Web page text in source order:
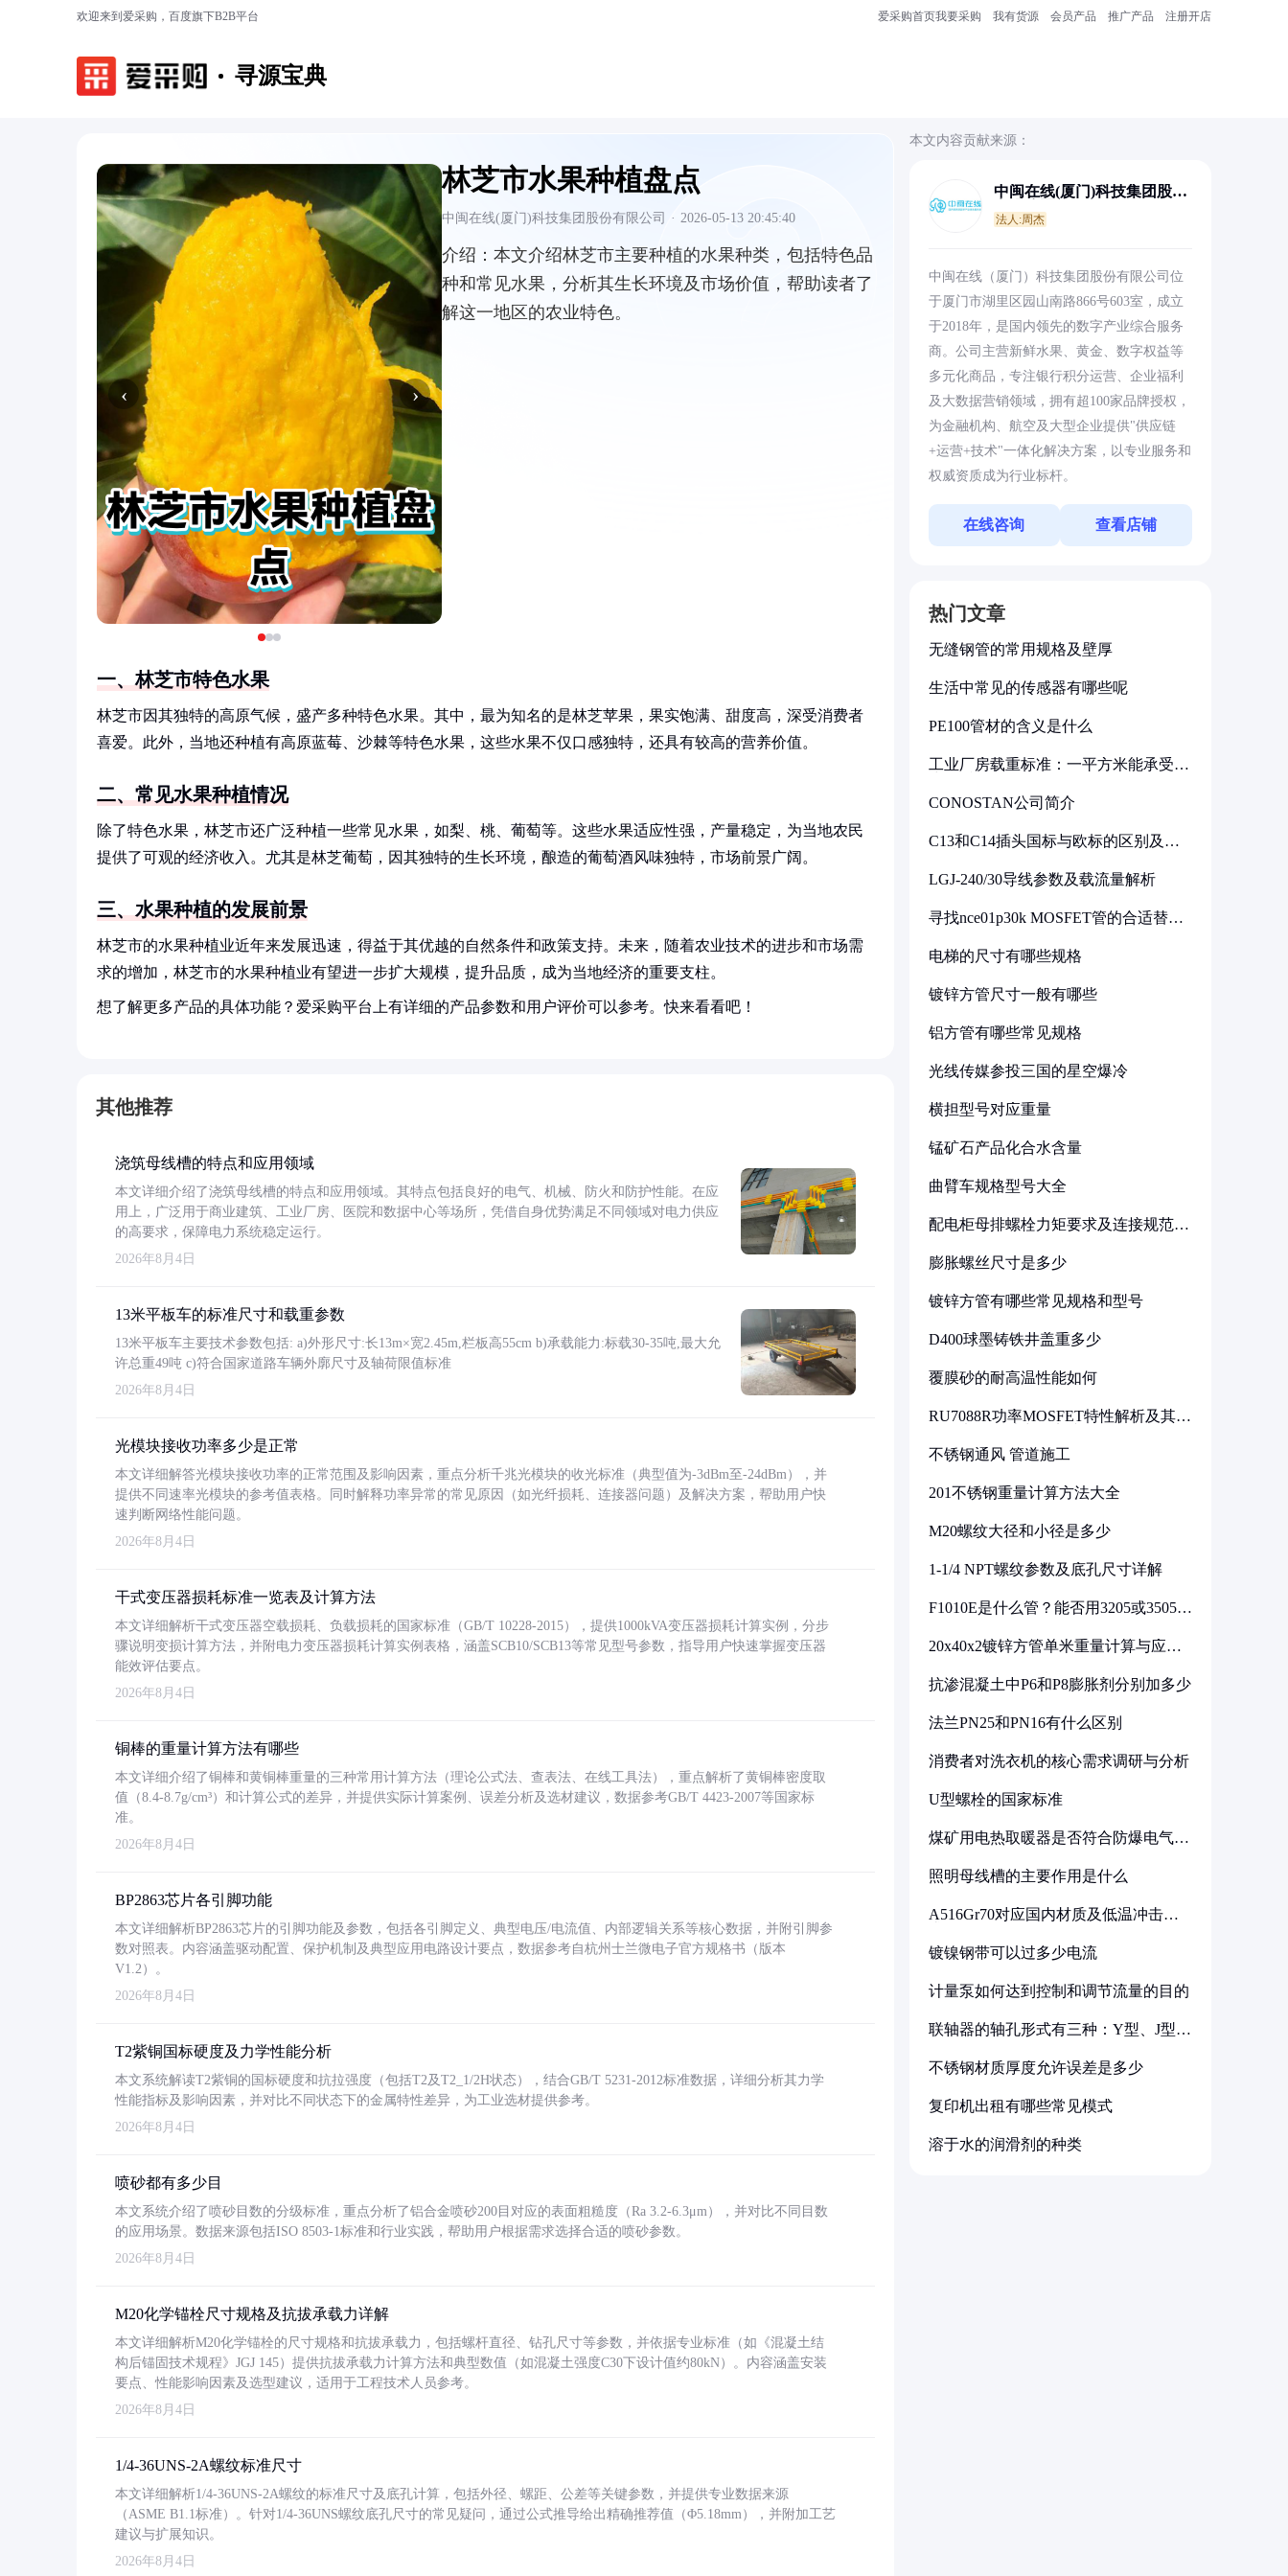
欢迎来到爱采购，百度旗下B2B平台 爱采购首页我要采购 我有货源 会员产品 推广产品 注册开店
寻源宝典
‹ ›
林芝市水果种植盘点
中闽在线(厦门)科技集团股份有限公司 · 2026-05-13 20:45:40
介绍： 本文介绍林芝市主要种植的水果种类，包括特色品
种和常见水果，分析其生长环境及市场价值，帮助读者了
解这一地区的农业特色。
一、林芝市特色水果
林芝市因其独特的高原气候，盛产多种特色水果。其中，最为知名的是林芝苹果，果实饱满、甜度高，深受消费者
喜爱。此外，当地还种植有高原蓝莓、沙棘等特色水果，这些水果不仅口感独特，还具有较高的营养价值。
二、常见水果种植情况
除了特色水果，林芝市还广泛种植一些常见水果，如梨、桃、葡萄等。这些水果适应性强，产量稳定，为当地农民
提供了可观的经济收入。尤其是林芝葡萄，因其独特的生长环境，酿造的葡萄酒风味独特，市场前景广阔。
三、水果种植的发展前景
林芝市的水果种植业近年来发展迅速，得益于其优越的自然条件和政策支持。未来，随着农业技术的进步和市场需
求的增加，林芝市的水果种植业有望进一步扩大规模，提升品质，成为当地经济的重要支柱。
想了解更多产品的具体功能？爱采购平台上有详细的产品参数和用户评价可以参考。快来看看吧！
其他推荐
浇筑母线槽的特点和应用领域
本文详细介绍了浇筑母线槽的特点和应用领域。其特点包括良好的电气、机械、防火和防护性能。在应
用上，广泛用于商业建筑、工业厂房、医院和数据中心等场所，凭借自身优势满足不同领域对电力供应
的高要求，保障电力系统稳定运行。
2026年8月4日
13米平板车的标准尺寸和载重参数
13米平板车主要技术参数包括: a)外形尺寸:长13m×宽2.45m,栏板高55cm b)承载能力:标载30-35吨,最大允
许总重49吨 c)符合国家道路车辆外廓尺寸及轴荷限值标准
2026年8月4日
光模块接收功率多少是正常
本文详细解答光模块接收功率的正常范围及影响因素，重点分析千兆光模块的收光标准（典型值为-3dBm至-24dBm），并
提供不同速率光模块的参考值表格。同时解释功率异常的常见原因（如光纤损耗、连接器问题）及解决方案，帮助用户快
速判断网络性能问题。
2026年8月4日
干式变压器损耗标准一览表及计算方法
本文详细解析干式变压器空载损耗、负载损耗的国家标准（GB/T 10228-2015），提供1000kVA变压器损耗计算实例，分步
骤说明变损计算方法，并附电力变压器损耗计算实例表格，涵盖SCB10/SCB13等常见型号参数，指导用户快速掌握变压器
能效评估要点。
2026年8月4日
铜棒的重量计算方法有哪些
本文详细介绍了铜棒和黄铜棒重量的三种常用计算方法（理论公式法、查表法、在线工具法），重点解析了黄铜棒密度取
值（8.4-8.7g/cm³）和计算公式的差异，并提供实际计算案例、误差分析及选材建议，数据参考GB/T 4423-2007等国家标
准。
2026年8月4日
BP2863芯片各引脚功能
本文详细解析BP2863芯片的引脚功能及参数，包括各引脚定义、典型电压/电流值、内部逻辑关系等核心数据，并附引脚参
数对照表。内容涵盖驱动配置、保护机制及典型应用电路设计要点，数据参考自杭州士兰微电子官方规格书（版本
V1.2）。
2026年8月4日
T2紫铜国标硬度及力学性能分析
本文系统解读T2紫铜的国标硬度和抗拉强度（包括T2及T2_1/2H状态），结合GB/T 5231-2012标准数据，详细分析其力学
性能指标及影响因素，并对比不同状态下的金属特性差异，为工业选材提供参考。
2026年8月4日
喷砂都有多少目
本文系统介绍了喷砂目数的分级标准，重点分析了铝合金喷砂200目对应的表面粗糙度（Ra 3.2-6.3μm），并对比不同目数
的应用场景。数据来源包括ISO 8503-1标准和行业实践，帮助用户根据需求选择合适的喷砂参数。
2026年8月4日
M20化学锚栓尺寸规格及抗拔承载力详解
本文详细解析M20化学锚栓的尺寸规格和抗拔承载力，包括螺杆直径、钻孔尺寸等参数，并依据专业标准（如《混凝土结
构后锚固技术规程》JGJ 145）提供抗拔承载力计算方法和典型数值（如混凝土强度C30下设计值约80kN）。内容涵盖安装
要点、性能影响因素及选型建议，适用于工程技术人员参考。
2026年8月4日
1/4-36UNS-2A螺纹标准尺寸
本文详细解析1/4-36UNS-2A螺纹的标准尺寸及底孔计算，包括外径、螺距、公差等关键参数，并提供专业数据来源
（ASME B1.1标准）。针对1/4-36UNS螺纹底孔尺寸的常见疑问，通过公式推导给出精确推荐值（Φ5.18mm），并附加工艺
建议与扩展知识。
2026年8月4日
本文内容贡献来源：
中闽在线(厦门)科技集团股份
法人:周杰
中闽在线（厦门）科技集团股份有限公司位
于厦门市湖里区园山南路866号603室，成立
于2018年，是国内领先的数字产业综合服务
商。公司主营新鲜水果、黄金、数字权益等
多元化商品，专注银行积分运营、企业福利
及大数据营销领域，拥有超100家品牌授权，
为金融机构、航空及大型企业提供"供应链
+运营+技术"一体化解决方案，以专业服务和
权威资质成为行业标杆。
在线咨询 查看店铺
热门文章
无缝钢管的常用规格及壁厚
生活中常见的传感器有哪些呢
PE100管材的含义是什么
工业厂房载重标准：一平方米能承受多
CONOSTAN公司简介
C13和C14插头国标与欧标的区别及其
LGJ-240/30导线参数及载流量解析
寻找nce01p30k MOSFET管的合适替代
电梯的尺寸有哪些规格
镀锌方管尺寸一般有哪些
铝方管有哪些常见规格
光线传媒参投三国的星空爆冷
横担型号对应重量
锰矿石产品化合水含量
曲臂车规格型号大全
配电柜母排螺栓力矩要求及连接规范详
膨胀螺丝尺寸是多少
镀锌方管有哪些常见规格和型号
D400球墨铸铁井盖重多少
覆膜砂的耐高温性能如何
RU7088R功率MOSFET特性解析及其在
不锈钢通风 管道施工
201不锈钢重量计算方法大全
M20螺纹大径和小径是多少
1-1/4 NPT螺纹参数及底孔尺寸详解
F1010E是什么管？能否用3205或3505代
20x40x2镀锌方管单米重量计算与应用
抗渗混凝土中P6和P8膨胀剂分别加多少
法兰PN25和PN16有什么区别
消费者对洗衣机的核心需求调研与分析
U型螺栓的国家标准
煤矿用电热取暖器是否符合防爆电气设
照明母线槽的主要作用是什么
A516Gr70对应国内材质及低温冲击要
镀镍钢带可以过多少电流
计量泵如何达到控制和调节流量的目的
联轴器的轴孔形式有三种：Y型、J型、
不锈钢材质厚度允许误差是多少
复印机出租有哪些常见模式
溶于水的润滑剂的种类